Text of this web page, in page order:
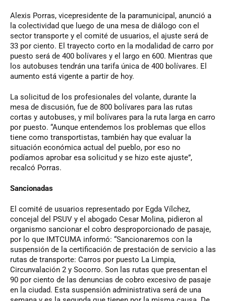
Alexis Porras, vicepresidente de la paramunicipal, anunció a
la colectividad que luego de una mesa de diálogo con el
sector transporte y el comité de usuarios, el ajuste será de
33 por ciento. El trayecto corto en la modalidad de carro por
puesto será de 400 bolívares y el largo en 600. Mientras que
los autobuses tendrán una tarifa única de 400 bolívares. El
aumento está vigente a partir de hoy.
La solicitud de los profesionales del volante, durante la
mesa de discusión, fue de 800 bolívares para las rutas
cortas y autobuses, y mil bolívares para la ruta larga en carro
por puesto. “Aunque entendemos los problemas que ellos
tiene como transportistas, también hay que evaluar la
situación económica actual del pueblo, por eso no
podíamos aprobar esa solicitud y se hizo este ajuste”,
recalcó Porras.
Sancionadas
El comité de usuarios representado por Egda Vílchez,
concejal del PSUV y el abogado Cesar Molina, pidieron al
organismo sancionar el cobro desproporcionado de pasaje,
por lo que IMTCUMA informó: “Sancionaremos con la
suspensión de la certificación de prestación de servicio a las
rutas de transporte: Carros por puesto La Limpia,
Circunvalación 2 y Socorro. Son las rutas que presentan el
90 por ciento de las denuncias de cobro excesivo de pasaje
en la ciudad. Esta suspensión administrativa será de una